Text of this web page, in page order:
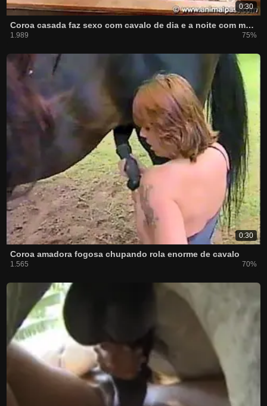
0:30
Coroa casada faz sexo com cavalo de dia e a noite com marido
1.989 75%
0:30
Coroa amadora fogosa chupando rola enorme de cavalo
1.565 70%